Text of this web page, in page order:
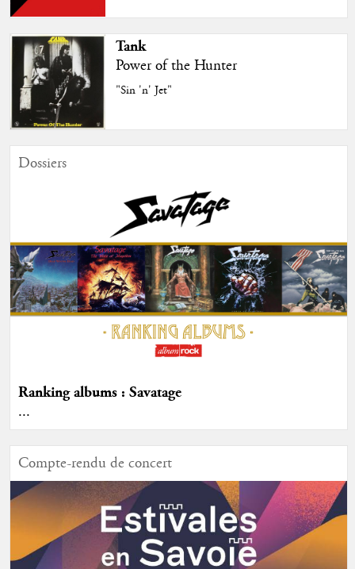
Tank
Power of the Hunter
"Sin 'n' Jet"
Dossiers
Ranking albums : Savatage
...
Compte-rendu de concert